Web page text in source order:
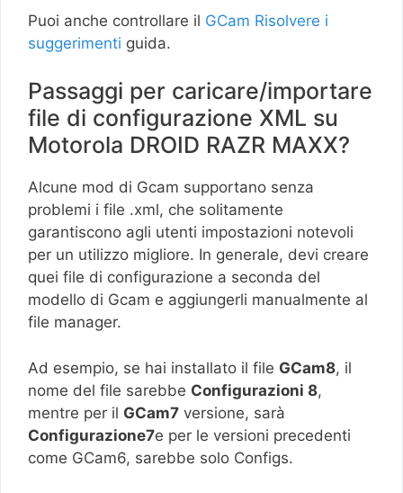
Puoi anche controllare il GCam Risolvere i
suggerimenti guida.
Passaggi per caricare/importare
file di configurazione XML su
Motorola DROID RAZR MAXX?
Alcune mod di Gcam supportano senza
problemi i file .xml, che solitamente
garantiscono agli utenti impostazioni notevoli
per un utilizzo migliore. In generale, devi creare
quei file di configurazione a seconda del
modello di Gcam e aggiungerli manualmente al
file manager.
Ad esempio, se hai installato il file GCam8, il
nome del file sarebbe Configurazioni 8,
mentre per il GCam7 versione, sarà
Configurazione7e per le versioni precedenti
come GCam6, sarebbe solo Configs.